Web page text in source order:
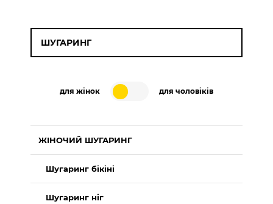
ШУГАРИНГ
для жінок для чоловіків
ЖІНОЧИЙ ШУГАРИНГ
Шугаринг бікіні
Шугаринг ніг